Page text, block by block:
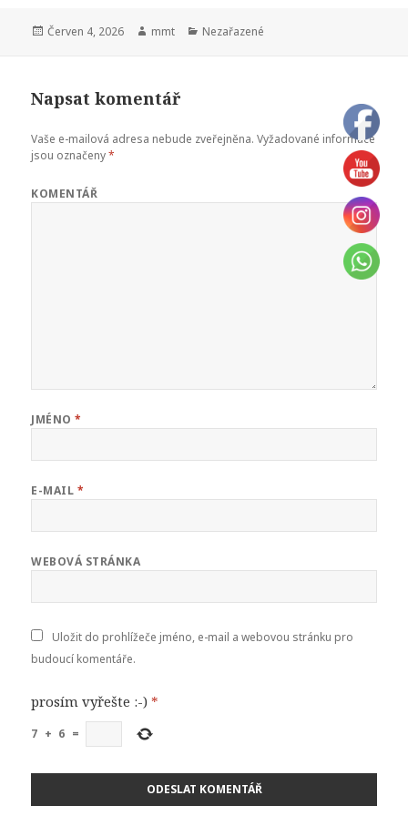
e
o
o
k
d
n
ai
l r
Publikováno:
Červen 4, 2026 Autor:
mmt Rubriky:
Nezařazené
Napsat komentář
Vaše e-mailová adresa nebude zveřejněna. Vyžadované informace
jsou označeny*
KOMENTÁŘ
JMÉNO*
E-MAIL *
WEBOVÁ STRÁNKA
Uložit do prohlížeče jméno, e-mail a webovou stránku pro
budoucí komentáře.
prosím vyřešte :-) *
7 + 6 =